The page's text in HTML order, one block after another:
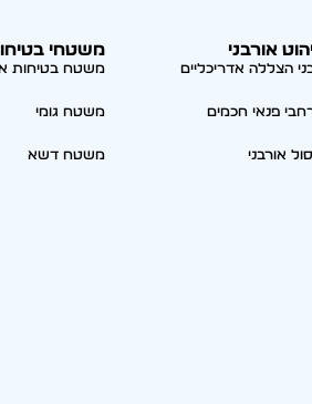
אורבני
הצללה אדריכליים
פנאי חכמים
אורבני
משטחי
משטח בטיחות
משטח גומי
משטח דשא